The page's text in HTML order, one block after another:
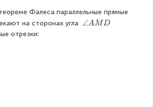
Фалеса параллельные прямые
на сторонах угла \
∠AMD
отрезки: